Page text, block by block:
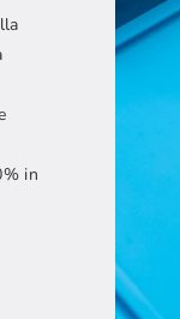
in